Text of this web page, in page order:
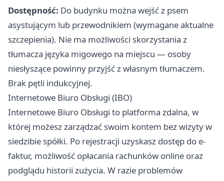
Dostępność: Do budynku można wejść z psem
asystującym lub przewodnikiem (wymagane aktualne
szczepienia). Nie ma możliwości skorzystania z
tłumacza języka migowego na miejscu — osoby
niesłyszące powinny przyjść z własnym tłumaczem.
Brak pętli indukcyjnej.
Internetowe Biuro Obsługi (IBO)
Internetowe Biuro Obsługi to platforma zdalna, w
której możesz zarządzać swoim kontem bez wizyty w
siedzibie spółki. Po rejestracji uzyskasz dostęp do e-
faktur, możliwość opłacania rachunków online oraz
podglądu historii zużycia. W razie problemów